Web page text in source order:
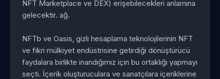
NFT Marketplace ve DEX) erişebilecekleri anlamına
gelecektir. ağ.
NFTb ve Oasis, gizli hesaplama teknolojilerinin NFT
ve fikri mülkiyet endüstrisine getirdiği dönüştürücü
faydalara birlikte inandığımız için bu ortaklığı yapmayı
seçti. İçerik oluşturuculara ve sanatçılara içeriklerine